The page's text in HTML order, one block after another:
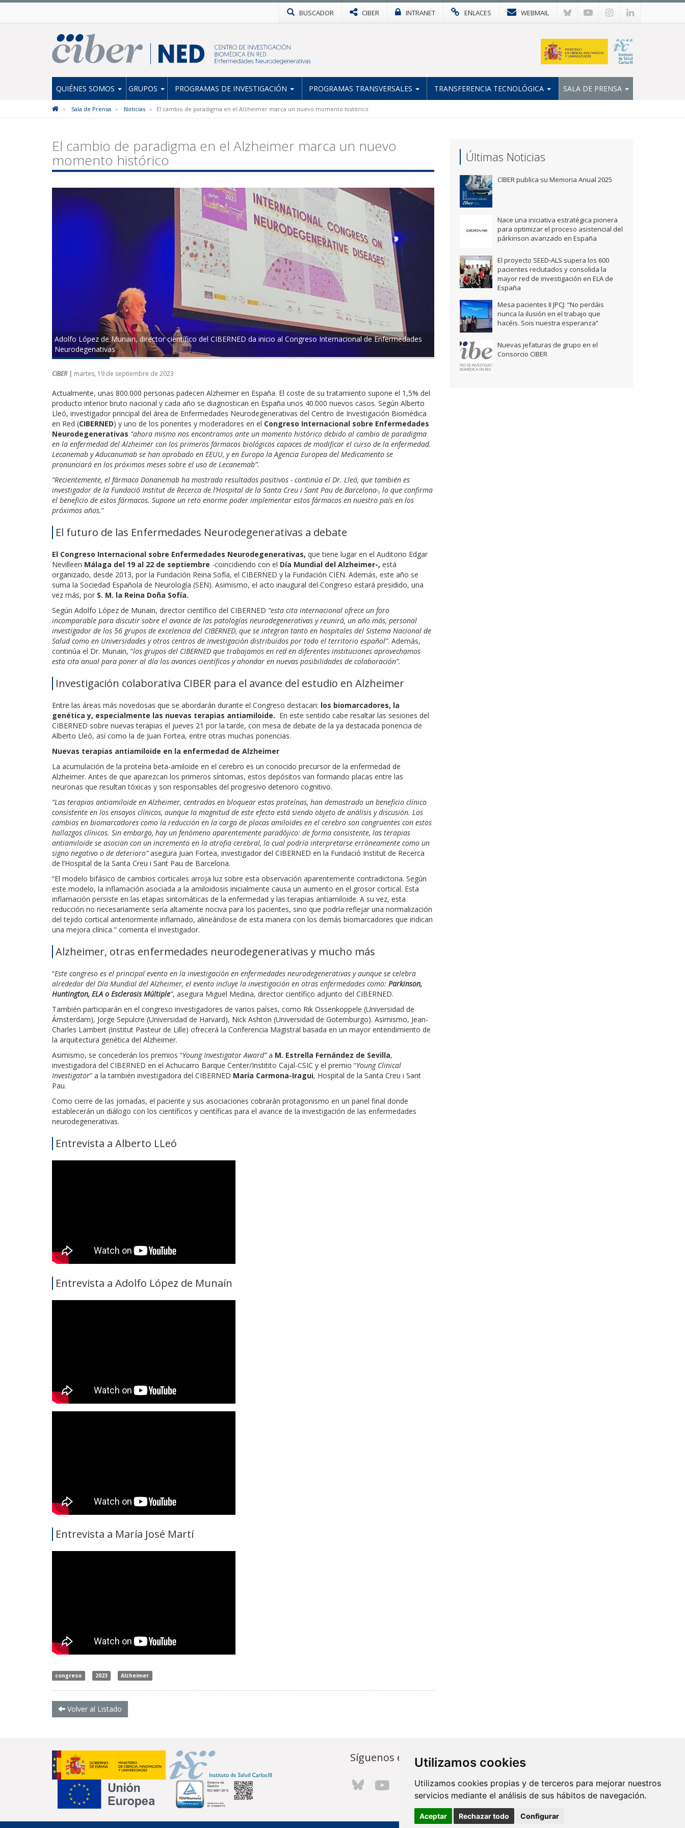
Utilizamos cookies
Utilizamos cookies propias y de terceros para mejorar nuestros
servicios mediante el análisis de sus hábitos de navegación.
Aceptar Rechazar todo Configurar
BUSCADOR CIBER INTRANET ENLACES WEBMAIL
QUIÉNES SOMOS GRUPOS PROGRAMAS DE INVESTIGACIÓN PROGRAMAS TRANSVERSALES TRANSFERENCIA TECNOLÓGICA SALA DE PRENSA
Sala de Prensa Noticias El cambio de paradigma en el Alzheimer marca un nuevo momento histórico
El cambio de paradigma en el Alzheimer marca un nuevo
momento histórico
Adolfo López de Munain, director científico del CIBERNED da inicio al Congreso Internacional de Enfermedades
Neurodegenativas
CIBER | martes, 19 de septiembre de 2023
Actualmente, unas 800.000 personas padecen Alzheimer en España. El coste de su tratamiento supone el 1,5% del
producto interior bruto nacional y cada año se diagnostican en España unos 40.000 nuevos casos. Según Alberto
Lleó, investigador principal del área de Enfermedades Neurodegenerativas del Centro de Investigación Biomédica
en Red (CIBERNED) y uno de los ponentes y moderadores en el Congreso Internacional sobre Enfermedades
Neurodegenerativas “ahora mismo nos encontramos ante un momento histórico debido al cambio de paradigma
en la enfermedad del Alzheimer con los primeros fármacos biológicos capaces de modificar el curso de la enfermedad.
Lecanemab y Aducanumab se han aprobado en EEUU, y en Europa la Agencia Europea del Medicamento se
pronunciará en los próximos meses sobre el uso de Lecanemab”.
“Recientemente, el fármaco Donanemab ha mostrado resultados positivos - continúa el Dr. Lleó, que también es
investigador de la Fundació Institut de Recerca de l’Hospital de la Santa Creu i Sant Pau de Barcelona-, lo que confirma
el beneficio de estos fármacos. Supone un reto enorme poder implementar estos fármacos en nuestro país en los
próximos años.”
El futuro de las Enfermedades Neurodegenerativas a debate
El Congreso Internacional sobre Enfermedades Neurodegenerativas, que tiene lugar en el Auditorio Edgar
Nevilleen Málaga del 19 al 22 de septiembre -coincidiendo con el Día Mundial del Alzheimer-, está
organizado, desde 2013, por la Fundación Reina Sofía, el CIBERNED y la Fundación CIEN. Además, este año se
suma la Sociedad Española de Neurología (SEN). Asimismo, el acto inaugural del Congreso estará presidido, una
vez más, por S. M. la Reina Doña Sofía.
Según Adolfo López de Munain, director científico del CIBERNED “esta cita internacional ofrece un foro
incomparable para discutir sobre el avance de las patologías neurodegenerativas yreunirá, un año más, personal
investigador de los 56 grupos de excelencia del CIBERNED, que se integran tanto en hospitales del Sistema Nacional de
Salud como en Universidades y otros centros de Investigación distribuidos por todo el territorio español”. Además,
continúa el Dr. Munain, “los grupos del CIBERNED que trabajamos en red en diferentes instituciones aprovechamos
esta cita anual para poner al día los avances científicos y ahondar en nuevas posibilidades de colaboración”.
Investigación colaborativa CIBER para el avance del estudio en Alzheimer
Entre las áreas más novedosas que se abordarán durante el Congreso destacan: los biomarcadores, la
genética y, especialmente las nuevas terapias antiamiloide. En este sentido cabe resaltar las sesiones del
CIBERNED sobre nuevas terapias el jueves 21 por la tarde, con mesa de debate de la ya destacada ponencia de
Alberto Lleó, así como la de Juan Fortea, entre otras muchas ponencias.
Nuevas terapias antiamiloide en la enfermedad de Alzheimer
La acumulación de la proteína beta-amiloide en el cerebro es un conocido precursor de la enfermedad de
Alzheimer. Antes de que aparezcan los primeros síntomas, estos depósitos van formando placas entre las
neuronas que resultan tóxicas y son responsables del progresivo deterioro cognitivo.
”Las terapias antiamiloide en Alzheimer, centradas en bloquear estas proteínas, han demostrado un beneficio clínico
consistente en los ensayos clínicos, aunque la magnitud de este efecto está siendo objeto de análisis y discusión. Los
cambios en biomarcadores como la reducción en la carga de placas amiloides en el cerebro son congruentes con estos
hallazgos clínicos. Sin embargo, hay un fenómeno aparentemente paradójico: de forma consistente, las terapias
antiamiloide se asocian con un incremento en la atrofia cerebral, lo cual podría interpretarse erróneamente como un
signo negativo o de deterioro”asegura Juan Fortea, investigador del CIBERNED en la Fundació Institut de Recerca
de l’Hospital de la Santa Creu i Sant Pau de Barcelona.
“El modelo bifásico de cambios corticales arroja luz sobre esta observación aparentemente contradictoria. Según
este modelo, la inflamación asociada a la amiloidosis inicialmente causa un aumento en el grosor cortical. Esta
inflamación persiste en las etapas sintomáticas de la enfermedad y las terapias antiamiloide. A su vez, esta
reducción no necesariamente sería altamente nociva para los pacientes, sino que podría reflejar una normalización
del tejido cortical anteriormente inflamado, alineándose de esta manera con los demás biomarcadores que indican
una mejora clínica." comenta el investigador.
Alzheimer, otras enfermedades neurodegenerativas y mucho más
“Este congreso es el principal evento en la investigación en enfermedades neurodegenerativas yaunque se celebra
alrededor del Día Mundial del Alzheimer, el evento incluye la investigación en otras enfermedades como: Parkinson,
Huntington, ELA o Esclerosis Múltiple”, asegura Miguel Medina, director científico adjunto del CIBERNED.
También participarán en el congreso investigadores de varios países, como Rik Ossenkoppele (Universidad de
Ámsterdam), Jorge Sepulcre (Universidad de Harvard), Nick Ashton (Universidad de Gotemburgo). Asimismo, Jean-
Charles Lambert (Institut Pasteur de Lille) ofrecerá la Conferencia Magistral basada en un mayor entendimiento de
la arquitectura genética del Alzheimer.
Asimismo, se concederán los premios “Young Investigator Award”a M. Estrella Fernández de Sevilla,
investigadora del CIBERNED en el Achucarro Barque Center/Institito Cajal-CSIC y el premio “Young Clinical
Investigator” a la también investigadora del CIBERNED María Carmona-Iragui, Hospital de la Santa Creu i Sant
Pau.
Como cierre de las jornadas, el paciente y sus asociaciones cobrarán protagonismo en un panel final donde
establecerán un diálogo con los científicos y científicas para el avance de la investigación de las enfermedades
neurodegenerativas.
Entrevista a Alberto LLeó
Entrevista a Adolfo López de Munaín
Entrevista a María José Martí
congreso 2023 Alzheimer
Volver al Listado
Últimas Noticias
CIBER publica su Memoria Anual 2025
Nace una iniciativa estratégica pionera
para optimizar el proceso asistencial del
párkinson avanzado en España
El proyecto SEED-ALS supera los 600
pacientes reclutados y consolida la
mayor red de investigación en ELA de
España
Mesa pacientes II JPCJ: “No perdáis
nunca la ilusión en el trabajo que
hacéis. Sois nuestra esperanza”
Nuevas jefaturas de grupo en el
Consorcio CIBER
Síguenos en... Contacto
Av. Monforte de Lemos, 3-5. Pabellón
11. Planta 0 28029 Madrid
info@ciberisciii.es